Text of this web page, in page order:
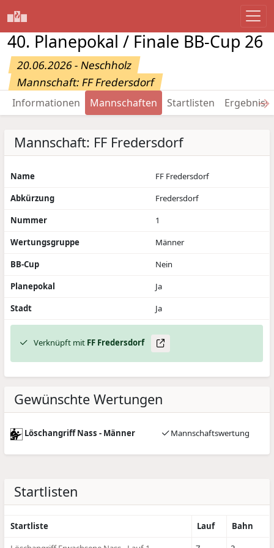
40. Planepokal / Finale BB-Cup 26
20.06.2026 - Neschholz
Mannschaft: FF Fredersdorf
Informationen Mannschaften Startlisten →
Mannschaft: FF Fredersdorf
Name
FF Fredersdorf
Abkürzung
Fredersdorf
Nummer
1
Wertungsgruppe
Männer
BB-Cup
Nein
Planepokal
Ja
Stadt
Ja
Verknüpft mit FF Fredersdorf
Gewünschte Wertungen
Löschangriff Nass - Männer Mannschaftswertung
Startlisten
Startliste Lauf
Bahn